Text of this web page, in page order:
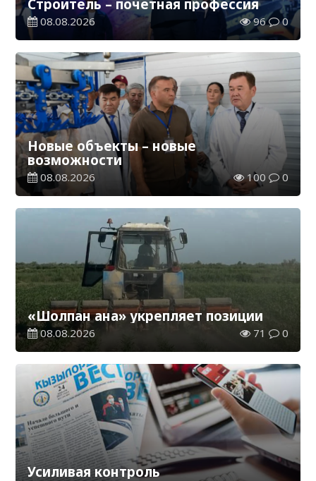
Строитель – почетная профессия
08.08.2026 96 0
Новые объекты – новые
возможности
08.08.2026 100 0
«Шолпан ана» укрепляет позиции
08.08.2026 71 0
Усиливая контроль